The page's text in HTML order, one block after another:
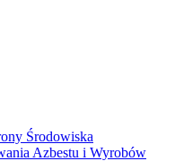
Środowiska
Azbestu i Wyrobów